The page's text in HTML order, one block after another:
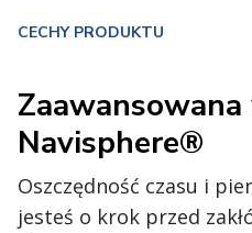
CECHY PRODUKTU
Navisphere®
Oszczędność czasu i
jesteś o krok przed